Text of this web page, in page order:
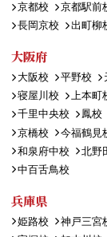
京都校 京都駅前
長岡京校
出町柳
大阪府
大阪校 平野校
寝屋川校
上本町
千里中央校
鳳校
京橋校
今福鶴見
和泉府中校
北野
中百舌鳥校
兵庫県
姫路校 神戸三宮